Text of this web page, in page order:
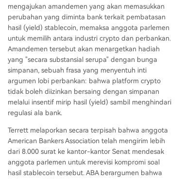
mengajukan amandemen yang akan memasukkan
perubahan yang diminta bank terkait pembatasan
hasil (yield) stablecoin, memaksa anggota parlemen
untuk memilih antara industri crypto dan perbankan.
Amandemen tersebut akan menargetkan hadiah
yang "secara substansial serupa" dengan bunga
simpanan, sebuah frasa yang menyentuh inti
argumen lobi perbankan: bahwa platform crypto
tidak boleh diizinkan bersaing dengan simpanan
melalui insentif mirip hasil (yield) sambil menghindari
regulasi ala bank.
Terrett melaporkan secara terpisah bahwa anggota
American Bankers Association telah mengirim lebih
dari 8.000 surat ke kantor-kantor Senat mendesak
anggota parlemen untuk merevisi kompromi soal
hasil stablecoin tersebut. ABA berargumen bahwa